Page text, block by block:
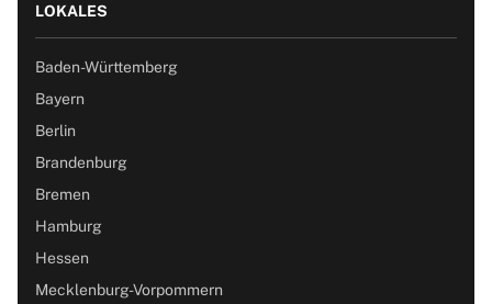
LOKALES
Baden-Württemberg
Bayern
Berlin
Brandenburg
Bremen
Hamburg
Hessen
Mecklenburg-Vorpommern